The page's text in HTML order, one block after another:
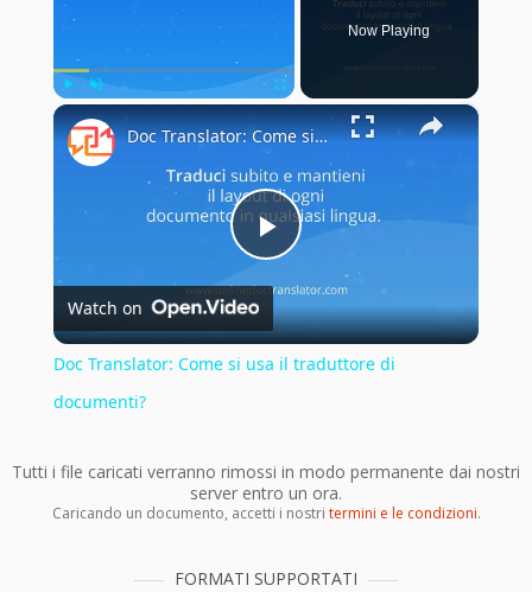
Play Unmute Fullscreen
Now Playing
×
Play
Video
Doc Translator: Come si usa il traduttore di documenti?
Watch on
Doc Translator: Come si usa il traduttore di
documenti?
Tutti i file caricati verranno rimossi in modo permanente dai nostri
server entro un ora.
Caricando un documento, accetti i nostri termini e le condizioni.
FORMATI SUPPORTATI